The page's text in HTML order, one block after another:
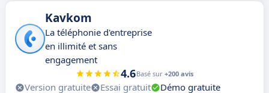
Kavkom
La téléphonie d'entreprise
en illimité et sans
engagement
4.6Basé sur +200 avis
Version gratuite Essai gratuit
Démo gratuite